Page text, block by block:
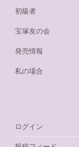
初級者
宝塚友の会
発売情報
私の場合
ログイン